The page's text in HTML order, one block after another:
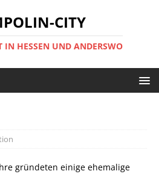
CITY
IN HESSEN UND ANDERSWO
gründeten einige ehemalige